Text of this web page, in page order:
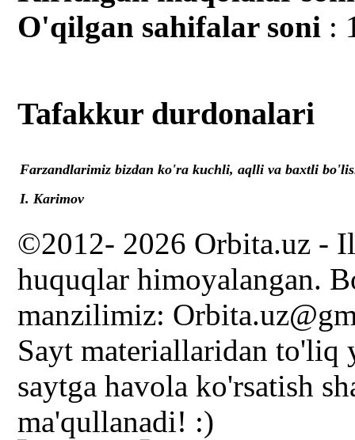
O'qilgan sahifalar soni :
Tafakkur durdonalari
Farzandlarimiz bizdan ko'ra kuchli, aqlli va baxtli
I. Karimov
©2012- 2026 Orbita.uz -
huquqlar himoyalangan.
manzilimiz:
Sayt materiallaridan
saytga havola ko'rsatish
ma'qullanadi! :)